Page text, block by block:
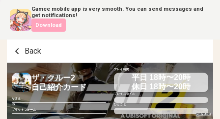
Gamee mobile app is very smooth. You can send messages and
get notifications!
Download
Back
ザ・クルー2
自己紹介カード
なまえ
ID
プラットフォーム
プレイ時間
平日 18時〜20時
休日 18時〜20時
プレイスタイル
ひとこと